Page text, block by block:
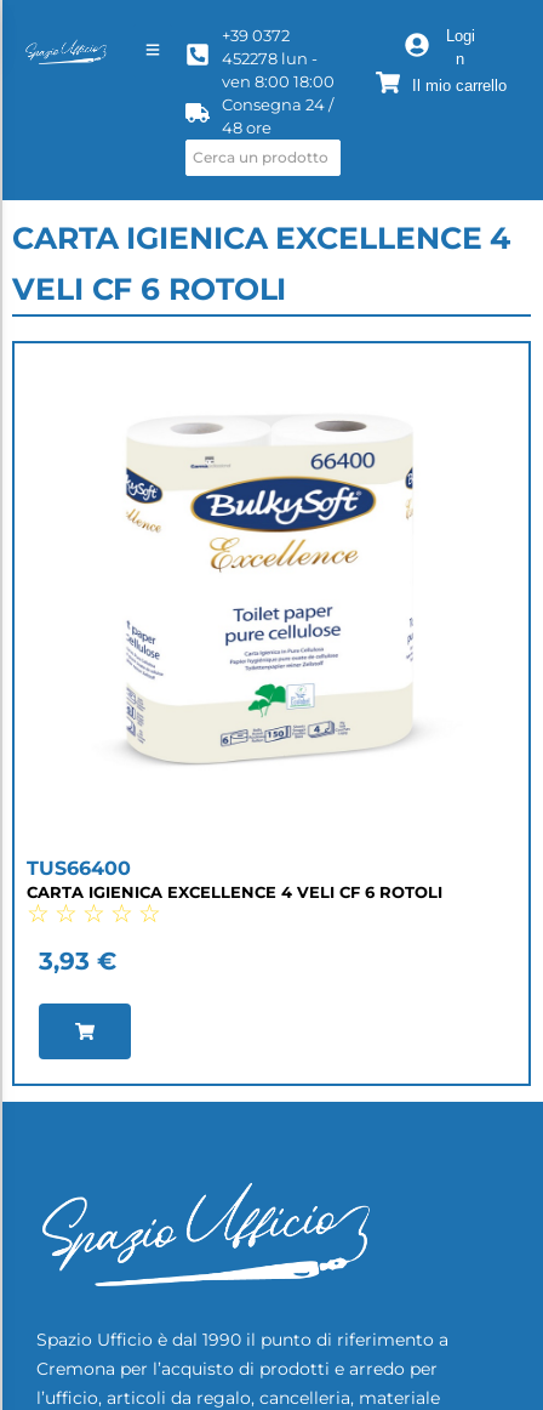
+39 0372
452278 lun -
ven 8:00 18:00
Consegna 24 /
48 ore
Logi
n
Il mio carrello
CARTA IGIENICA EXCELLENCE 4
VELI CF 6 ROTOLI
TUS66400
CARTA IGIENICA EXCELLENCE 4 VELI CF 6 ROTOLI
☆ ☆ ☆ ☆ ☆
3,93 €
Spazio Ufficio è dal 1990 il punto di riferimento a
Cremona per l’acquisto di prodotti e arredo per
l’ufficio, articoli da regalo, cancelleria, materiale